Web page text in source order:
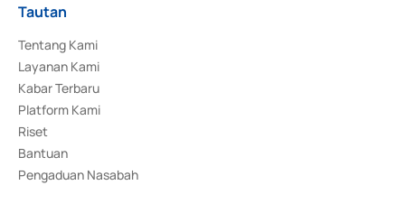
Tautan
Tentang Kami
Layanan Kami
Kabar Terbaru
Platform Kami
Riset
Bantuan
Pengaduan Nasabah